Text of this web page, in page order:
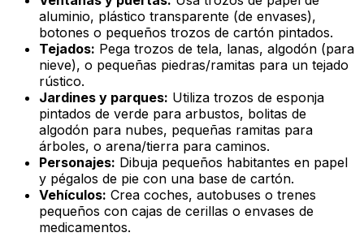
aluminio, plástico transparente (de envases),
botones o pequeños trozos de cartón pintados.
Tejados: Pega trozos de tela, lanas, algodón (para
nieve), o pequeñas piedras/ramitas para un tejado
rústico.
Jardines y parques: Utiliza trozos de esponja
pintados de verde para arbustos, bolitas de
algodón para nubes, pequeñas ramitas para
árboles, o arena/tierra para caminos.
Personajes: Dibuja pequeños habitantes en papel
y pégalos de pie con una base de cartón.
Vehículos: Crea coches, autobuses o trenes
pequeños con cajas de cerillas o envases de
medicamentos.